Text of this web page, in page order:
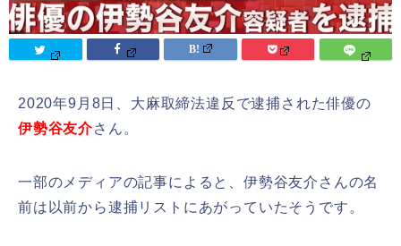
2020年9月8日、大麻取締法違反で逮捕された俳優の
伊勢谷友介さん。
一部のメディアの記事によると、伊勢谷友介さんの名
前は以前から逮捕リストにあがっていたそうです。